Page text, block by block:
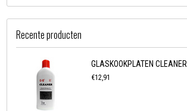
Recente producten
GLASKOOKPLATEN CLEANER
€12,91